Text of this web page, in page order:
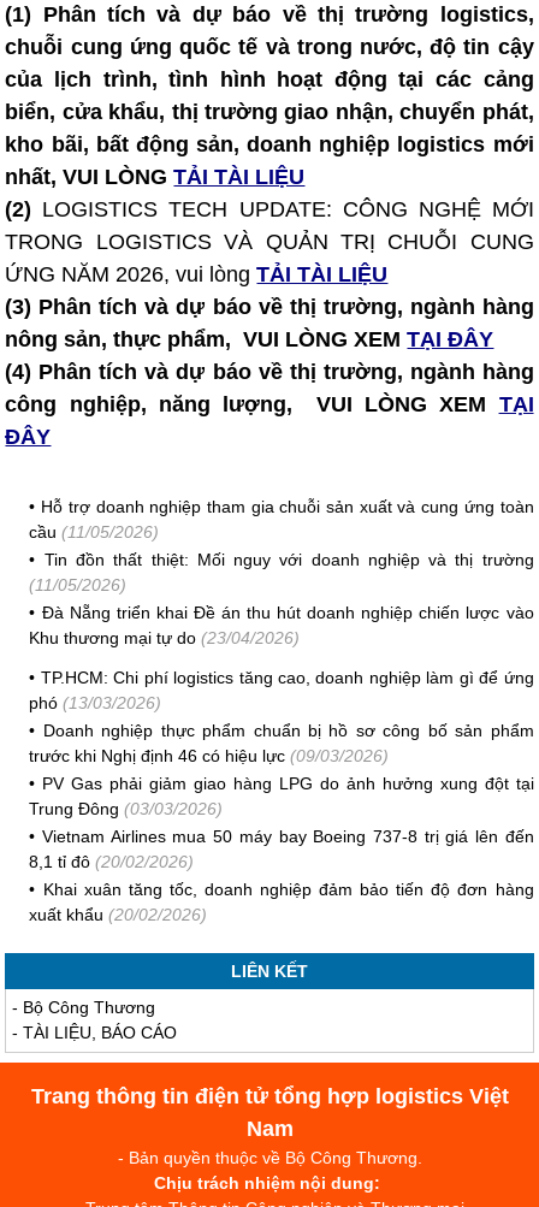
(1) Phân tích và dự báo về thị trường logistics,
chuỗi cung ứng quốc tế và trong nước, độ tin cậy
của lịch trình, tình hình hoạt động tại các cảng
biển, cửa khẩu, thị trường giao nhận, chuyển phát,
kho bãi, bất động sản, doanh nghiệp logistics mới
nhất, VUI LÒNGTẢI TÀI LIỆU
(2) LOGISTICS TECH UPDATE: CÔNG NGHỆ MỚI
TRONG LOGISTICS VÀ QUẢN TRỊ CHUỖI CUNG
ỨNG NĂM 2026, vui lòngTẢI TÀI LIỆU
(3) Phân tích và dự báo về thị trường, ngành hàng
nông sản, thực phẩm, VUI LÒNG XEMTẠI ĐÂY
(4) Phân tích và dự báo về thị trường, ngành hàng
công nghiệp, năng lượng, VUI LÒNG XEM TẠI
ĐÂY
• Hỗ trợ doanh nghiệp tham gia chuỗi sản xuất và cung ứng toàn
cầu (11/05/2026)
• Tin đồn thất thiệt: Mối nguy với doanh nghiệp và thị trường
(11/05/2026)
• Đà Nẵng triển khai Đề án thu hút doanh nghiệp chiến lược vào
Khu thương mại tự do (23/04/2026)
• TP.HCM: Chi phí logistics tăng cao, doanh nghiệp làm gì để ứng
phó (13/03/2026)
• Doanh nghiệp thực phẩm chuẩn bị hồ sơ công bố sản phẩm
trước khi Nghị định 46 có hiệu lực (09/03/2026)
• PV Gas phải giảm giao hàng LPG do ảnh hưởng xung đột tại
Trung Đông (03/03/2026)
•Vietnam Airlines mua 50 máy bay Boeing 737-8 trị giá lên đến
8,1 tỉ đô (20/02/2026)
• Khai xuân tăng tốc, doanh nghiệp đảm bảo tiến độ đơn hàng
xuất khẩu (20/02/2026)
LIÊN KẾT
- Bộ Công Thương
-TÀI LIỆU, BÁO CÁO
Trang thông tin điện tử tổng hợp logistics Việt
Nam
- Bản quyền thuộc về Bộ Công Thương.
Chịu trách nhiệm nội dung: